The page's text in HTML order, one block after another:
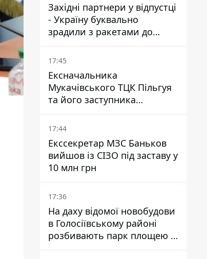
Західні партнери у відпустці
- Україну буквально
зрадили з ракетами до
Patriot - експерт Мусієнко
17:45
Ексначальника
Мукачівського ТЦК Пільгуя
та його заступника
відправили в СІЗО без
права застави – журналіст
17:44
Екссекретар МЗС Баньков
вийшов із СІЗО під заставу у
10 млн грн
17:36
На даху відомої новобудови
в Голосіївському районі
розбивають парк площею в
гектар